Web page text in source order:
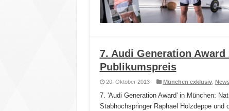
7. Audi Generation
Publikumspreis
20. Oktober 2013 München exklusiv,
7. 'Audi Generation Award' in München:
Stabhochspringer Raphael Holzdeppe